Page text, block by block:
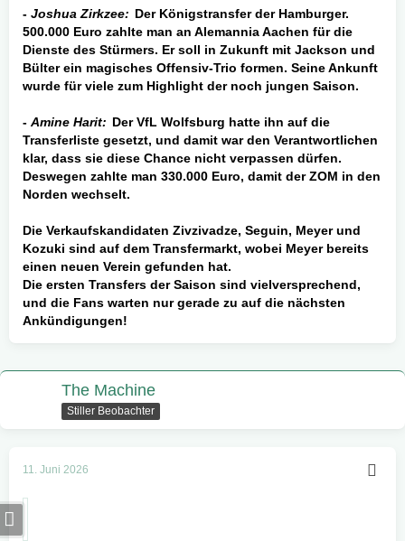
- Joshua Zirkzee: Der Königstransfer der Hamburger.
500.000 Euro zahlte man an Alemannia Aachen für die
Dienste des Stürmers. Er soll in Zukunft mit Jackson und
Bülter ein magisches Offensiv-Trio formen. Seine Ankunft
wurde für viele zum Highlight der noch jungen Saison.
- Amine Harit: Der VfL Wolfsburg hatte ihn auf die
Transferliste gesetzt, und damit war den Verantwortlichen
klar, dass sie diese Chance nicht verpassen dürfen.
Deswegen zahlte man 330.000 Euro, damit der ZOM in den
Norden wechselt.
Die Verkaufskandidaten Zivzivadze, Seguin, Meyer und
Kozuki sind auf dem Transfermarkt, wobei Meyer bereits
einen neuen Verein gefunden hat.
Die ersten Transfers der Saison sind vielversprechend,
und die Fans warten nur gerade zu auf die nächsten
Ankündigungen!
The Machine
Stiller Beobachter
11. Juni 2026